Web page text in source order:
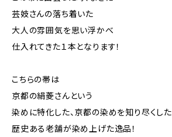
芸妓さんの落ち着いた
大人の雰囲気を思い浮かべ
仕入れてきた１本となります！
こちらの帯は
京都の絹菱さんという
染めに特化した、京都の染めを知り尽くした
歴史ある老舗が染め上げた逸品！